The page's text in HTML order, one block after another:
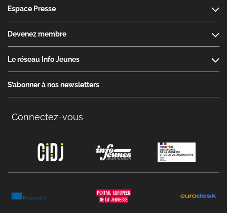
Espace Presse
Devenez membre
Le réseau Info Jeunes
S’abonner à nos newsletters
Connectez-vous